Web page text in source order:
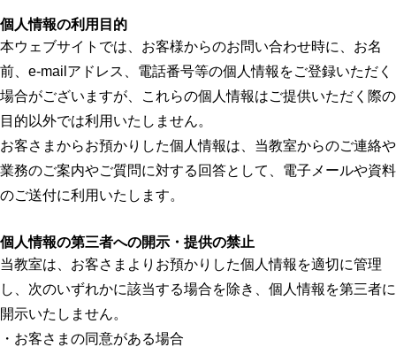
個人情報の利用目的
本ウェブサイトでは、お客様からのお問い合わせ時に、お名
前、e-mailアドレス、電話番号等の個人情報をご登録いただく
場合がございますが、これらの個人情報はご提供いただく際の
目的以外では利用いたしません。
お客さまからお預かりした個人情報は、当教室からのご連絡や
業務のご案内やご質問に対する回答として、電子メールや資料
のご送付に利用いたします。
個人情報の第三者への開示・提供の禁止
当教室は、お客さまよりお預かりした個人情報を適切に管理
し、次のいずれかに該当する場合を除き、個人情報を第三者に
開示いたしません。
・お客さまの同意がある場合